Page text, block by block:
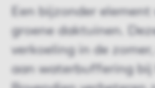
Een bijzonder
groene daktuinen.
verkoeling in de
aan waterbuffering bij